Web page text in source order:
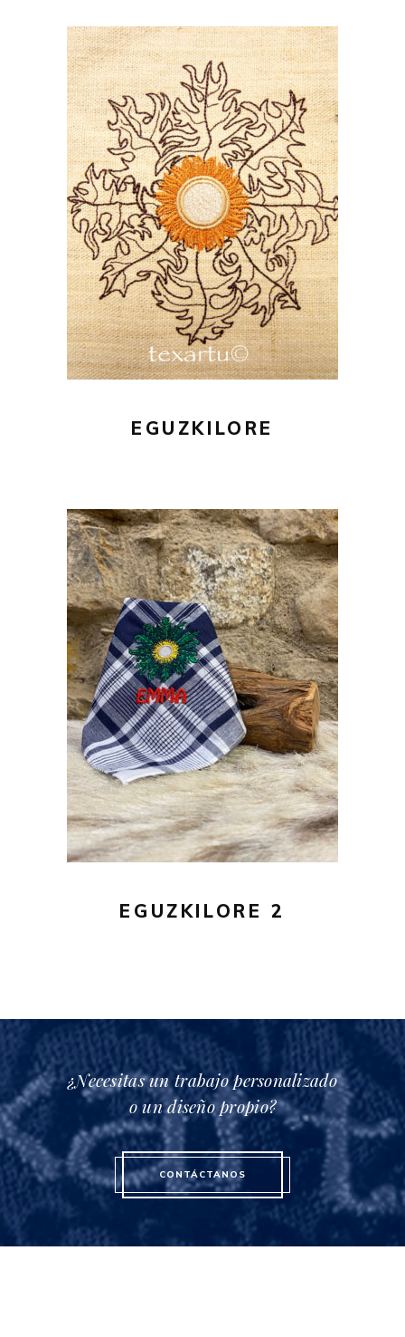
16,00€
AÑADIR AL CARRITO
EGUZKILORE
20,00€
AÑADIR AL CARRITO
EGUZKILORE 2
¿Necesitas un trabajo personalizado
o un diseño propio?
CONTÁCTANOS